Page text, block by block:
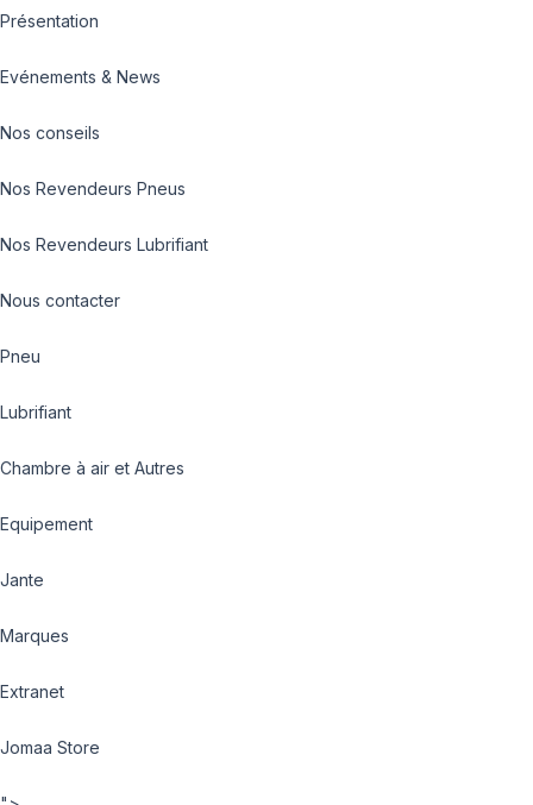
Présentation
Evénements & News
Nos conseils
Nos Revendeurs Pneus
Nos Revendeurs Lubrifiant
Nous contacter
Pneu
Lubrifiant
Chambre à air et Autres
Equipement
Jante
Marques
Extranet
Jomaa Store